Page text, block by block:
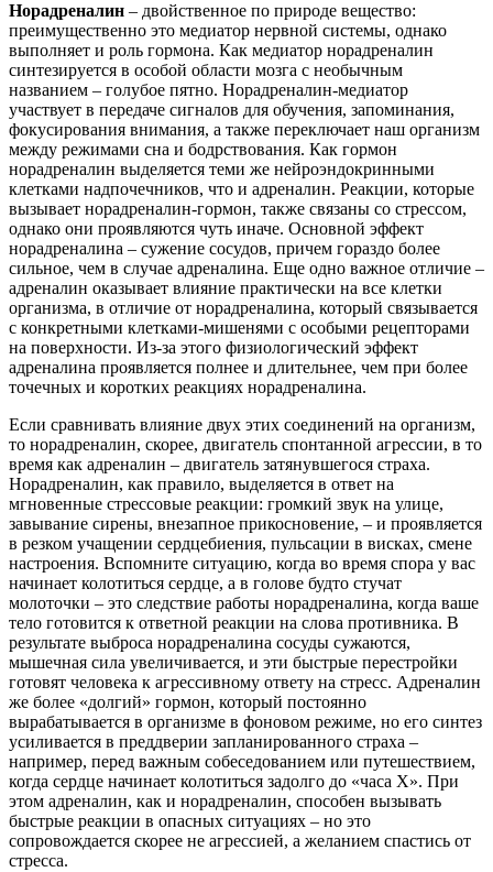
Норадреналин – двойственное по природе вещество:
преимущественно это медиатор нервной системы, однако
выполняет и роль гормона. Как медиатор норадреналин
синтезируется в особой области мозга с необычным
названием – голубое пятно. Норадреналин-медиатор
участвует в передаче сигналов для обучения, запоминания,
фокусирования внимания, а также переключает наш организм
между режимами сна и бодрствования. Как гормон
норадреналин выделяется теми же нейроэндокринными
клетками надпочечников, что и адреналин. Реакции, которые
вызывает норадреналин-гормон, также связаны со стрессом,
однако они проявляются чуть иначе. Основной эффект
норадреналина – сужение сосудов, причем гораздо более
сильное, чем в случае адреналина. Еще одно важное отличие –
адреналин оказывает влияние практически на все клетки
организма, в отличие от норадреналина, который связывается
с конкретными клетками-мишенями с особыми рецепторами
на поверхности. Из-за этого физиологический эффект
адреналина проявляется полнее и длительнее, чем при более
точечных и коротких реакциях норадреналина.
Если сравнивать влияние двух этих соединений на организм,
то норадреналин, скорее, двигатель спонтанной агрессии, в то
время как адреналин – двигатель затянувшегося страха.
Норадреналин, как правило, выделяется в ответ на
мгновенные стрессовые реакции: громкий звук на улице,
завывание сирены, внезапное прикосновение, – и проявляется
в резком учащении сердцебиения, пульсации в висках, смене
настроения. Вспомните ситуацию, когда во время спора у вас
начинает колотиться сердце, а в голове будто стучат
молоточки – это следствие работы норадреналина, когда ваше
тело готовится к ответной реакции на слова противника. В
результате выброса норадреналина сосуды сужаются,
мышечная сила увеличивается, и эти быстрые перестройки
готовят человека к агрессивному ответу на стресс. Адреналин
же более «долгий» гормон, который постоянно
вырабатывается в организме в фоновом режиме, но его синтез
усиливается в преддверии запланированного страха –
например, перед важным собеседованием или путешествием,
когда сердце начинает колотиться задолго до «часа Х». При
этом адреналин, как и норадреналин, способен вызывать
быстрые реакции в опасных ситуациях – но это
сопровождается скорее не агрессией, а желанием спастись от
стресса.